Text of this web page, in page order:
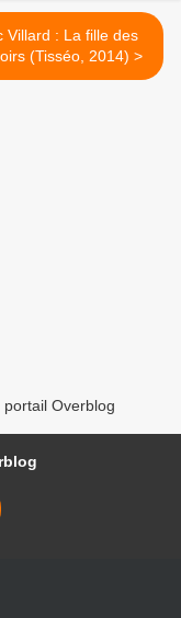
Villard : La fille des
Abattoirs (Tisséo, 2014) >
Overblog